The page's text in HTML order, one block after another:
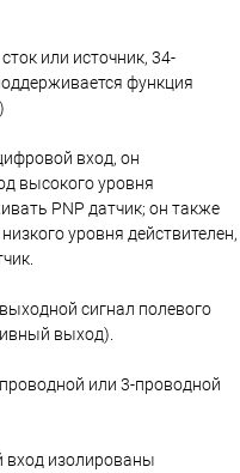
или источник, 34-
функция
вход, он
высокого уровня
PNP датчик; он также
уровня действителен,
сигнал полевого
выход).
или 3-проводной
вход изолированы